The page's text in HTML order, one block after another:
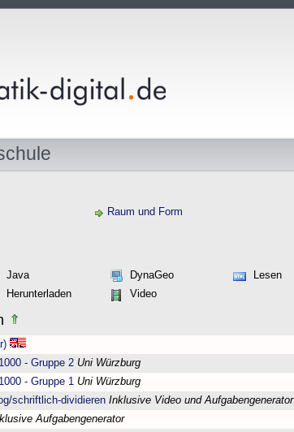
Raum und Form
Java DynaGeo
Lesen
Herunterladen Video
- Gruppe 2 Uni Würzburg
- Gruppe 1 Uni Würzburg
schriftlich-dividieren Inklusive Video und Aufgabengenerator
Aufgabengenerator